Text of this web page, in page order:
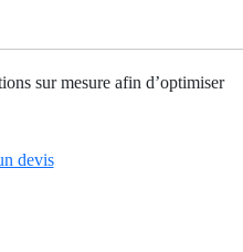
sur mesure afin d’optimiser
devis